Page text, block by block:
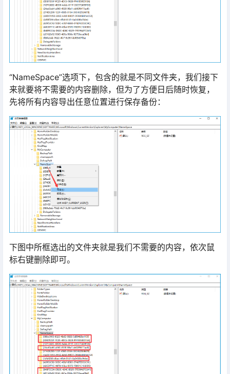
“NameSpace”选项下，包含的就是不同文件夹，我们接下
来就要将不需要的内容删除，但为了方便日后随时恢复，
先将所有内容导出任意位置进行保存备份：
下图中所框选出的文件夹就是我们不需要的内容，依次鼠
标右键删除即可。